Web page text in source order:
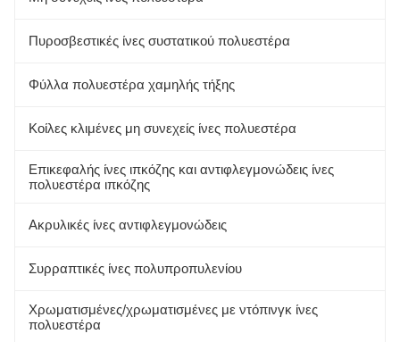
Πυροσβεστικές ίνες συστατικού πολυεστέρα
Φύλλα πολυεστέρα χαμηλής τήξης
Κοίλες κλιμένες μη συνεχείς ίνες πολυεστέρα
Επικεφαλής ίνες ιπκόζης και αντιφλεγμονώδεις ίνες
πολυεστέρα ιπκόζης
Ακρυλικές ίνες αντιφλεγμονώδεις
Συρραπτικές ίνες πολυπροπυλενίου
Χρωματισμένες/χρωματισμένες με ντόπινγκ ίνες
πολυεστέρα